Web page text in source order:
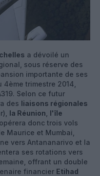
a dévoilé un
sous réserve des
importante de ses
trimestre 2014,
Selon ce futur
des liaisons régionales
la Réunion l'île
donc trois vols
Maurice et Mumbai,
vers Antananarivo et la
ses rotations vers
offrant un double
financier Etihad